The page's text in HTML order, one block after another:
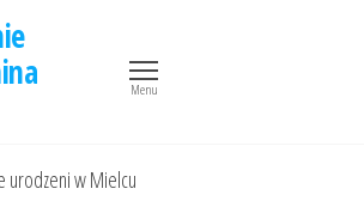
Menu
urodzeni w Mielcu